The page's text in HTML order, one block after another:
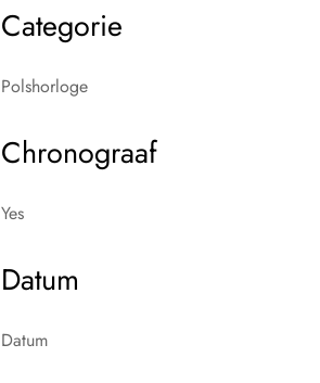
Categorie
Polshorloge
Chronograaf
Yes
Datum
Datum